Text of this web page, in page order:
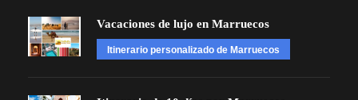
Vacaciones de lujo en Marruecos
Itinerario personalizado de Marruecos